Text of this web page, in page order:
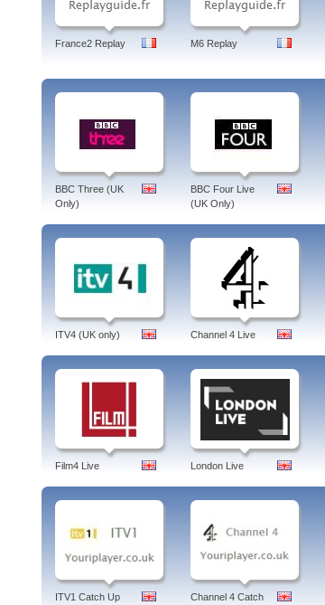
France2 Replay M6 Replay
BBC Three (UK
Only)
BBC Four Live
(UK Only)
ITV4 (UK only) Channel 4 Live
Film4 Live London Live
ITV1 Catch Up
Channel 4 Catch